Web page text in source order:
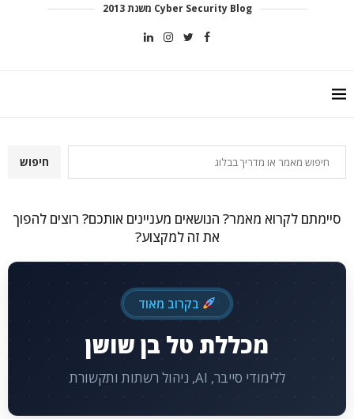
Cyber Security Blog משנת 2013
חיפוש
סיימתם לקרוא מאמר? הנושאים מעניינים אותכם? רוצים להפוך
את זה למקצוע?
בקרוב מאוד
מכללת טל בן שושן
ללימודי סייבר, AI, ניהול רשתות ותקשורת